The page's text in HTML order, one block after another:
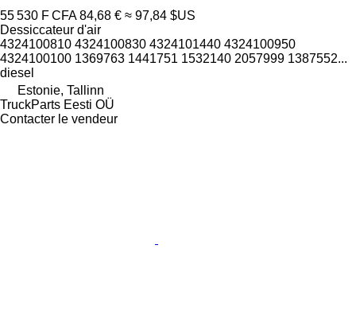
55 530 F CFA 84,68 € ≈ 97,84 $US
Dessiccateur d'air
4324100810 4324100830 4324101440 4324100950
4324100100 1369763 1441751 1532140 2057999 1387552...
diesel
Estonie, Tallinn
TruckParts Eesti OÜ
Contacter le vendeur